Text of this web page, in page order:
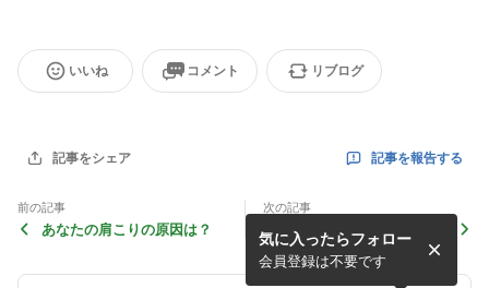
いいね コメント リブログ
記事をシェア 記事を報告する
前の記事
あなたの肩こりの原因は？
次の記事
気に入ったらフォロー
会員登録は不要です